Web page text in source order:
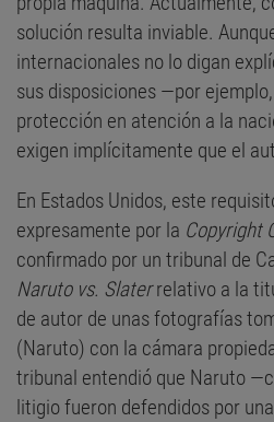
solución resulta inviable.
internacionales no lo digan
sus disposiciones —por
protección en atención a la
exigen implícitamente que el
En Estados Unidos, este
expresamente por la Copyright
confirmado por un tribunal de
Naruto vs. Slaterrelativo a la
de autor de unas fotografías
(Naruto) con la cámara
tribunal entendió que Naruto
litigio fueron defendidos por